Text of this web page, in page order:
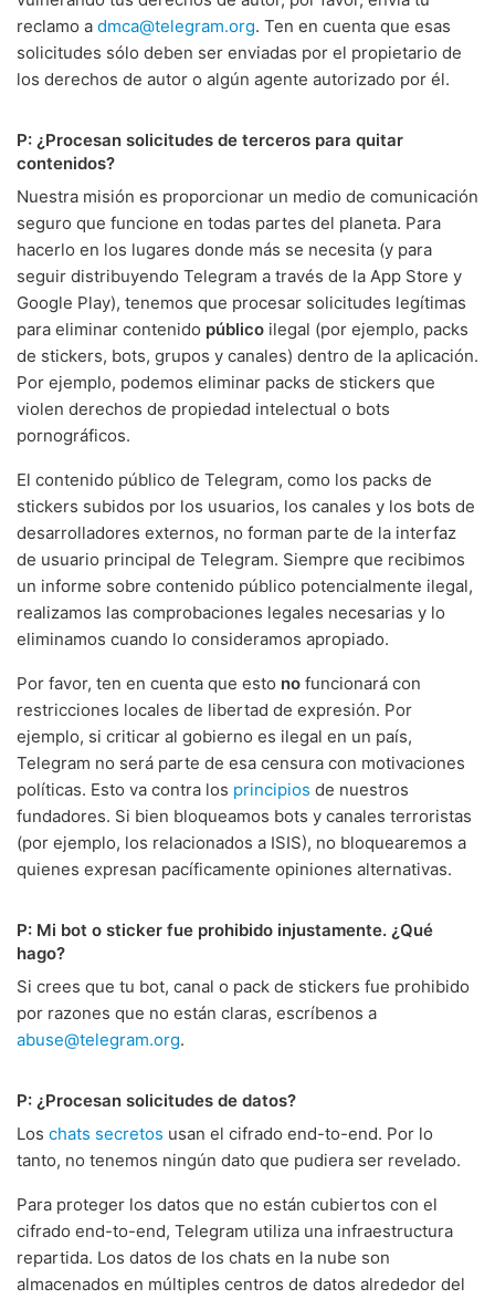
reclamo a dmca@telegram.org. Ten en cuenta que esas
solicitudes sólo deben ser enviadas por el propietario de
los derechos de autor o algún agente autorizado por él.
P: ¿Procesan solicitudes de terceros para quitar
contenidos?
Nuestra misión es proporcionar un medio de comunicación
seguro que funcione en todas partes del planeta. Para
hacerlo en los lugares donde más se necesita (y para
seguir distribuyendo Telegram a través de la App Store y
Google Play), tenemos que procesar solicitudes legítimas
para eliminar contenido público ilegal (por ejemplo, packs
de stickers, bots, grupos y canales) dentro de la aplicación.
Por ejemplo, podemos eliminar packs de stickers que
violen derechos de propiedad intelectual o bots
pornográficos.
El contenido público de Telegram, como los packs de
stickers subidos por los usuarios, los canales y los bots de
desarrolladores externos, no forman parte de la interfaz
de usuario principal de Telegram. Siempre que recibimos
un informe sobre contenido público potencialmente ilegal,
realizamos las comprobaciones legales necesarias y lo
eliminamos cuando lo consideramos apropiado.
Por favor, ten en cuenta que esto no funcionará con
restricciones locales de libertad de expresión. Por
ejemplo, si criticar al gobierno es ilegal en un país,
Telegram no será parte de esa censura con motivaciones
políticas. Esto va contra los principios de nuestros
fundadores. Si bien bloqueamos bots y canales terroristas
(por ejemplo, los relacionados a ISIS), no bloquearemos a
quienes expresan pacíficamente opiniones alternativas.
P: Mi bot o sticker fue prohibido injustamente. ¿Qué
hago?
Si crees que tu bot, canal o pack de stickers fue prohibido
por razones que no están claras, escríbenos a
abuse@telegram.org.
P: ¿Procesan solicitudes de datos?
Los chats secretos usan el cifrado end-to-end. Por lo
tanto, no tenemos ningún dato que pudiera ser revelado.
Para proteger los datos que no están cubiertos con el
cifrado end-to-end, Telegram utiliza una infraestructura
repartida. Los datos de los chats en la nube son
almacenados en múltiples centros de datos alrededor del